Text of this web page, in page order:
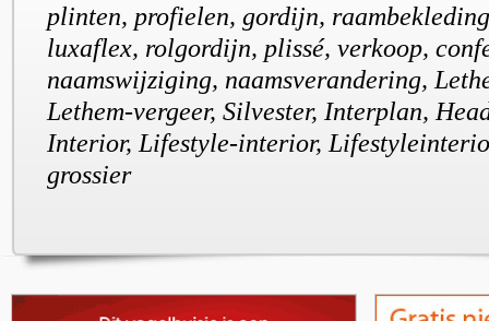
plinten, profielen, gordijn,
luxaflex, rolgordijn, plissé, verkoop,
naamswijziging, naamsverandering,
Lethem-vergeer, Silvester, Interplan,
Interior, Lifestyle-interior,
grossier